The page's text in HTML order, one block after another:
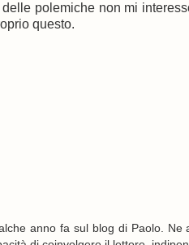
polemiche non mi
questo.
anno fa sul blog di Paolo.